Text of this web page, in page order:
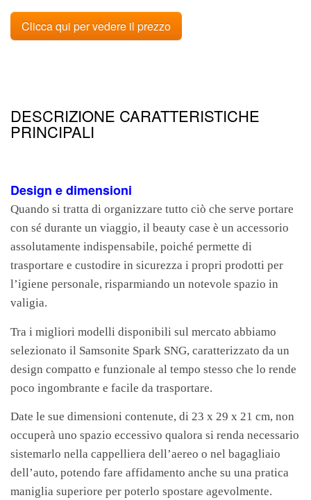
Clicca qui per vedere il prezzo
DESCRIZIONE CARATTERISTICHE
PRINCIPALI
Design e dimensioni
Quando si tratta di organizzare tutto ciò che serve portare
con sé durante un viaggio, il beauty case è un accessorio
assolutamente indispensabile, poiché permette di
trasportare e custodire in sicurezza i propri prodotti per
l’igiene personale, risparmiando un notevole spazio in
valigia.
Tra i migliori modelli disponibili sul mercato abbiamo
selezionato il Samsonite Spark SNG, caratterizzato da un
design compatto e funzionale al tempo stesso che lo rende
poco ingombrante e facile da trasportare.
Date le sue dimensioni contenute, di 23 x 29 x 21 cm, non
occuperà uno spazio eccessivo qualora si renda necessario
sistemarlo nella cappelliera dell’aereo o nel bagagliaio
dell’auto, potendo fare affidamento anche su una pratica
maniglia superiore per poterlo spostare agevolmente.